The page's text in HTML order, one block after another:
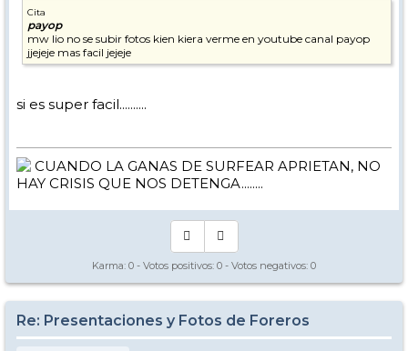
Cita
payop
mw lio no se subir fotos kien kiera verme en youtube canal payop
jjejeje mas facil jejeje
si es super facil..........
CUANDO LA GANAS DE SURFEAR APRIETAN, NO
HAY CRISIS QUE NOS DETENGA........
Karma: 0 - Votos positivos: 0 - Votos negativos: 0
Re: Presentaciones y Fotos de Foreros